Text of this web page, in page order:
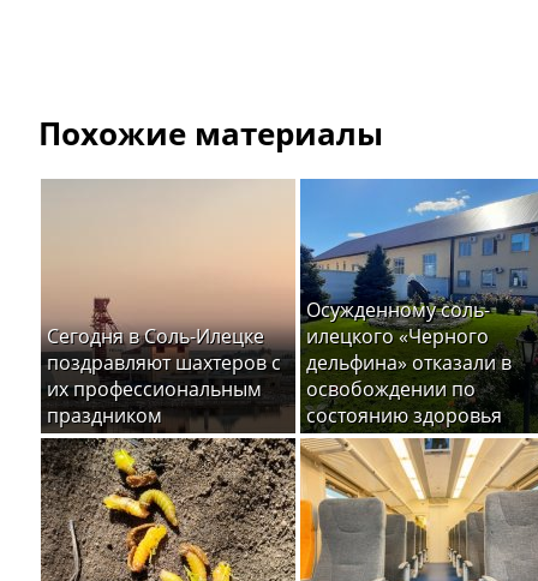
Похожие материалы
Сегодня в Соль-Илецке
поздравляют шахтеров с
их профессиональным
праздником
Осужденному соль-
илецкого «Черного
дельфина» отказали в
освобождении по
состоянию здоровья